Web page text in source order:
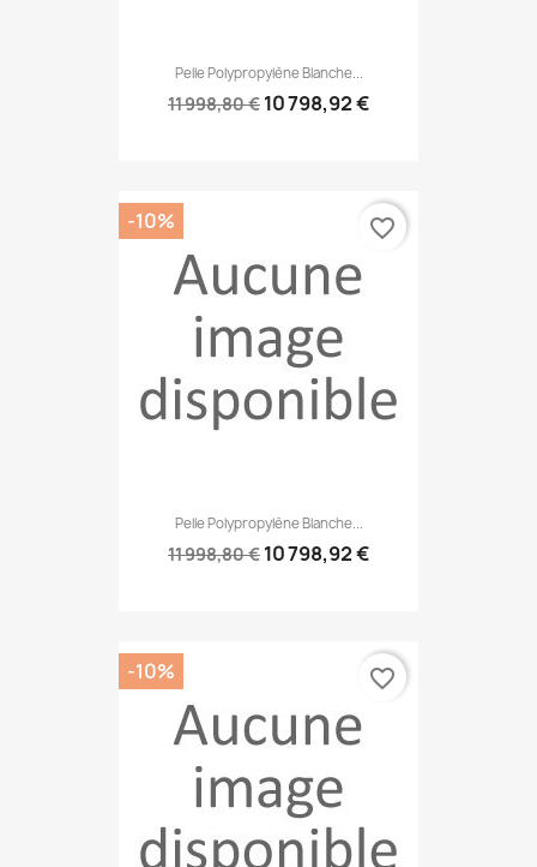
Pelle Polypropylène Blanche...
11 998,80 € 10 798,92 €
Pelle Polypropylène Blanche...
11 998,80 € 10 798,92 €
-10% favorite_border
-10% favorite_border